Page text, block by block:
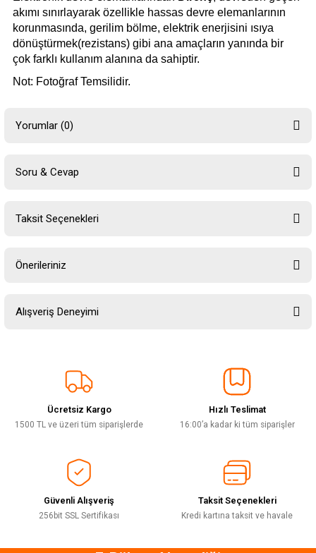
akımı sınırlayarak özellikle hassas devre elemanlarının
korunmasında, gerilim bölme, elektrik enerjisini ısıya
dönüştürmek(rezistans) gibi ana amaçların yanında bir
çok farklı kullanım alanına da sahiptir.
Not: Fotoğraf Temsilidir.
Yorumlar (0)
Soru & Cevap
Taksit Seçenekleri
Önerileriniz
Bu ürünün fiyat bilgisi, resim, ürün açıklamalarında ve diğer konularda
yetersiz gördüğünüz noktaları öneri formunu kullanarak tarafımıza
Ürün resmi kalitesiz, bozuk veya görüntülenemiyor.
Ürün açıklamasında eksik bilgiler bulunuyor.
Ürün bilgilerinde hatalar bulunuyor.
Bu ürüne benzer farklı alternatifler olmalı.
Alışveriş Deneyimi
Deneyimini Paylaş
Ücretsiz Kargo
1500 TL ve üzeri tüm siparişlerde
Hızlı Teslimat
16:00’a kadar ki tüm siparişler
Güvenli Alışveriş
256bit SSL Sertifikası
Taksit Seçenekleri
Kredi kartına taksit ve havale